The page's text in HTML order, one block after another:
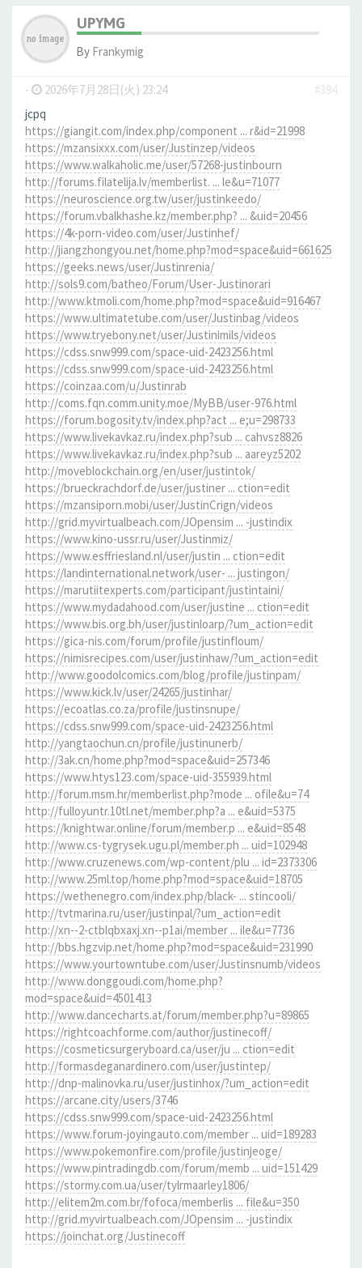
UPYMG
By Frankymig
- 2026年7月28日(火) 23:24
#394
jcpq
https://giangit.com/index.php/component ... r&id=21998
https://mzansixxx.com/user/Justinzep/videos
https://www.walkaholic.me/user/57268-justinbourn
http://forums.filatelija.lv/memberlist. ... le&u=71077
https://neuroscience.org.tw/user/justinkeedo/
https://forum.vbalkhashe.kz/member.php? ... &uid=20456
https://4k-porn-video.com/user/Justinhef/
http://jiangzhongyou.net/home.php?mod=space&uid=661625
https://geeks.news/user/Justinrenia/
http://sols9.com/batheo/Forum/User-Justinorari
http://www.ktmoli.com/home.php?mod=space&uid=916467
https://www.ultimatetube.com/user/Justinbag/videos
https://www.tryebony.net/user/Justinimils/videos
https://cdss.snw999.com/space-uid-2423256.html
https://cdss.snw999.com/space-uid-2423256.html
https://coinzaa.com/u/Justinrab
http://coms.fqn.comm.unity.moe/MyBB/user-976.html
https://forum.bogosity.tv/index.php?act ... e;u=298733
https://www.livekavkaz.ru/index.php?sub ... cahvsz8826
https://www.livekavkaz.ru/index.php?sub ... aareyz5202
http://moveblockchain.org/en/user/justintok/
https://brueckrachdorf.de/user/justiner ... ction=edit
https://mzansiporn.mobi/user/JustinCrign/videos
http://grid.myvirtualbeach.com/JOpensim ... -justindix
https://www.kino-ussr.ru/user/Justinmiz/
https://www.esffriesland.nl/user/justin ... ction=edit
https://landinternational.network/user- ... justingon/
https://marutiitexperts.com/participant/justintaini/
https://www.mydadahood.com/user/justine ... ction=edit
https://www.bis.org.bh/user/justinloarp/?um_action=edit
https://gica-nis.com/forum/profile/justinfloum/
https://nimisrecipes.com/user/justinhaw/?um_action=edit
http://www.goodolcomics.com/blog/profile/justinpam/
https://www.kick.lv/user/24265/justinhar/
https://ecoatlas.co.za/profile/justinsnupe/
https://cdss.snw999.com/space-uid-2423256.html
http://yangtaochun.cn/profile/justinunerb/
http://3ak.cn/home.php?mod=space&uid=257346
https://www.htys123.com/space-uid-355939.html
http://forum.msm.hr/memberlist.php?mode ... ofile&u=74
http://fulloyuntr.10tl.net/member.php?a ... e&uid=5375
https://knightwar.online/forum/member.p ... e&uid=8548
http://www.cs-tygrysek.ugu.pl/member.ph ... uid=102948
http://www.cruzenews.com/wp-content/plu ... id=2373306
http://www.25ml.top/home.php?mod=space&uid=18705
https://wethenegro.com/index.php/black- ... stincooli/
http://tvtmarina.ru/user/justinpal/?um_action=edit
http://xn--2-ctblqbxaxj.xn--p1ai/member ... ile&u=7736
http://bbs.hgzvip.net/home.php?mod=space&uid=231990
https://www.yourtowntube.com/user/Justinsnumb/videos
http://www.donggoudi.com/home.php?
mod=space&uid=4501413
http://www.dancecharts.at/forum/member.php?u=89865
https://rightcoachforme.com/author/justinecoff/
https://cosmeticsurgeryboard.ca/user/ju ... ction=edit
http://formasdeganardinero.com/user/justintep/
http://dnp-malinovka.ru/user/justinhox/?um_action=edit
https://arcane.city/users/3746
https://cdss.snw999.com/space-uid-2423256.html
https://www.forum-joyingauto.com/member ... uid=189283
https://www.pokemonfire.com/profile/justinjeoge/
https://www.pintradingdb.com/forum/memb ... uid=151429
https://stormy.com.ua/user/tylrmaarley1806/
http://elitem2m.com.br/fofoca/memberlis ... file&u=350
http://grid.myvirtualbeach.com/JOpensim ... -justindix
https://joinchat.org/Justinecoff